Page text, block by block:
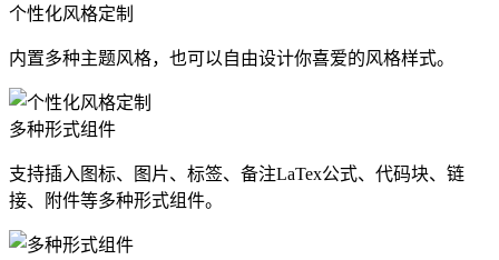
个性化风格定制
内置多种主题风格，也可以自由设计你喜爱的风格样式。
多种形式组件
支持插入图标、图片、标签、备注LaTex公式、代码块、链
接、附件等多种形式组件。